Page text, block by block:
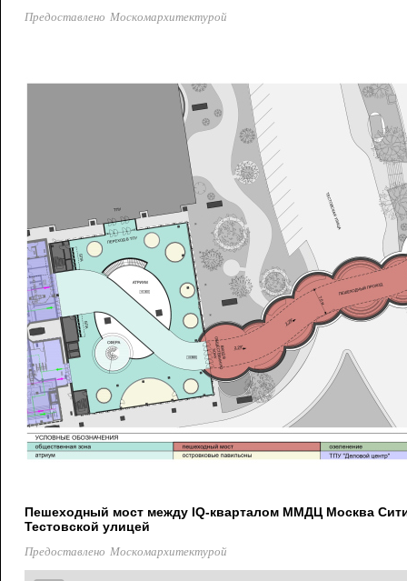
Предоставлено Москомархитектурой
Пешеходный мост между IQ-кварталом ММДЦ Москва
Тестовской улицей
Предоставлено Москомархитектурой